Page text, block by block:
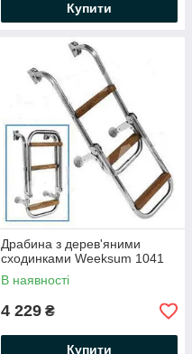
Купити
Драбина з дерев'яними
сходинками Weeksum 1041
В наявності
4 229 ₴
Купити